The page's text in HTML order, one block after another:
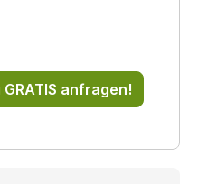
anfragen!